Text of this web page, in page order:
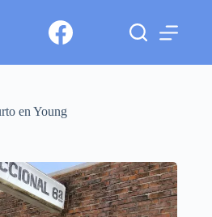
en Young